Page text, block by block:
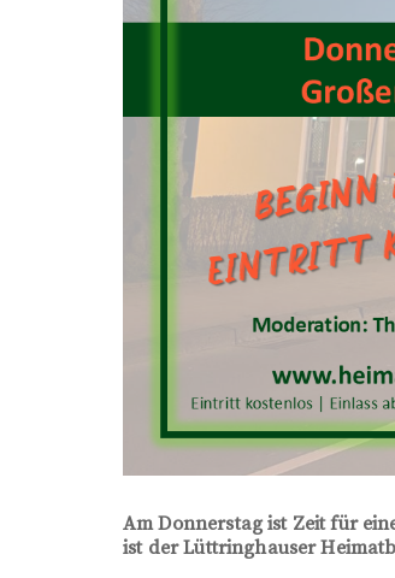
Am Donnerstag ist Zeit für
ist der Lüttringhauser